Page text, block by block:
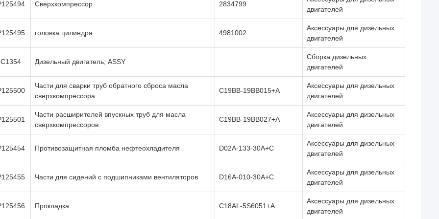
Сверхкомпрессор 2834799
двигателей
головка цилиндра 4981002
Аксессуары для дизельных
двигателей
Дизельный двигатель; ASSY
Сборка дизельных
двигателей
Части для сварки труб обратного сброса масла
сверхкомпрессора
C19BB-19BB015+A
Аксессуары для дизельных
двигателей
Части расширителей впускных труб для масла
сверхкомпрессоров
C19BB-19BB027+A
Аксессуары для дизельных
двигателей
Противозащитная пломба нефтеохладителя D02A-133-30A+C
Аксессуары для дизельных
двигателей
Части для сидений с подшипниками вентиляторов D16A-010-30A+C
Аксессуары для дизельных
двигателей
Прокладка C18AL-5S6051+A
Аксессуары для дизельных
двигателей